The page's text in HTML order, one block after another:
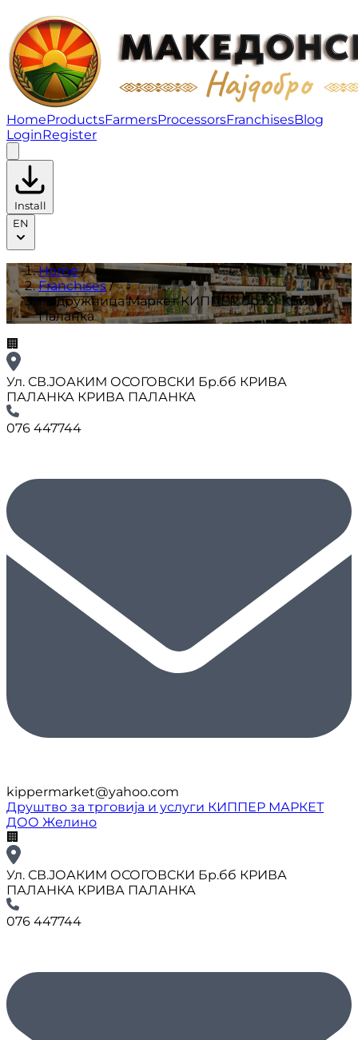
Подружница Маркет КИППЕР бр.121 Крива Паланка |
HomeProductsFarmersProcessorsFranchisesBlog
LoginRegister
Install
EN
Home/
Franchises/
Подружница Маркет КИППЕР бр.121 Крива
Паланка
🏢
Ул. СВ.ЈОАКИМ ОСОГОВСКИ Бр.бб КРИВА
ПАЛАНКА КРИВА ПАЛАНКА
076 447744
kippermarket@yahoo.com
Друштво за трговија и услуги КИППЕР МАРКЕТ
ДОО Желино
🏢
Ул. СВ.ЈОАКИМ ОСОГОВСКИ Бр.бб КРИВА
ПАЛАНКА КРИВА ПАЛАНКА
076 447744